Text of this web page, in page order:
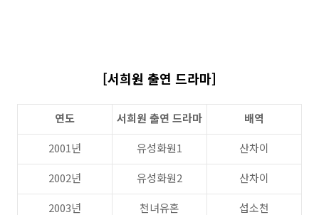
[서희원 출연 드라마]
연도 서희원 출연 드라마
배역
2001년
유성화원1
산차이
2002년
유성화원2
산차이
2003년
천녀유혼 섭소천